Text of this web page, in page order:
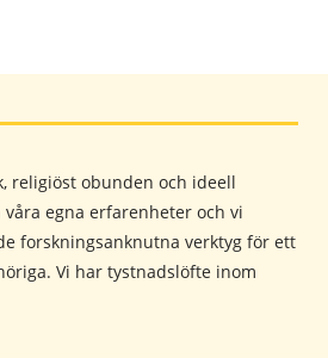
religiöst obunden och ideell
egna erfarenheter och vi
forskningsanknutna verktyg för ett
Vi har tystnadslöfte inom